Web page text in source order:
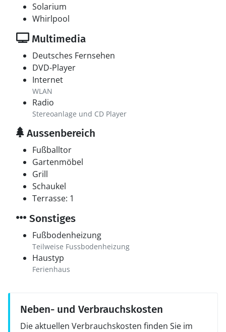
Solarium
Whirlpool
Multimedia
Deutsches Fernsehen
DVD-Player
Internet
WLAN
Radio
Stereoanlage und CD Player
Aussenbereich
Fußballtor
Gartenmöbel
Grill
Schaukel
Terrasse: 1
Sonstiges
Fußbodenheizung
Teilweise Fussbodenheizung
Haustyp
Ferienhaus
Neben- und Verbrauchskosten
Die aktuellen Verbrauchskosten finden Sie im